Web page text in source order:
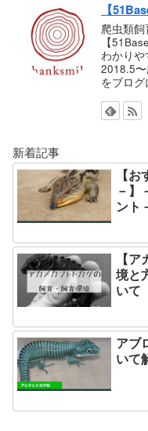
【
爬虫類
【
わかりや
2018.5
をブログ
新着記事
【
－】
ント
【
境と
いて
アブ
いて